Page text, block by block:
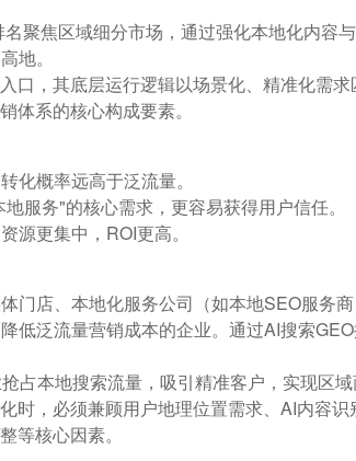
聚焦区域细分市场，通过强化本地化内容
地。
口，其底层运行逻辑以场景化、精准化需
体系的核心构成要素。
化概率远高于泛流量。
服务"的核心需求，更容易获得用户信任。
源更集中，ROI更高。
门店、本地化服务公司（如本地SEO服务
低泛流量营销成本的企业。通过AI搜索
占本地搜索流量，吸引精准客户，实现区
，必须兼顾用户地理位置需求、AI内容识
等核心因素。